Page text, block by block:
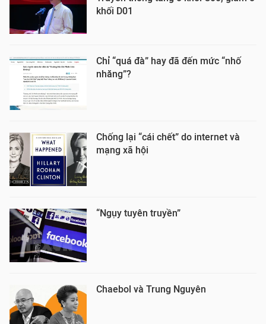
khối D01
Chỉ “quá đà” hay đã đến mức “nhố
nhăng”?
Chống lại “cái chết” do internet và
mạng xã hội
“Ngụy tuyên truyền”
Chaebol và Trung Nguyên